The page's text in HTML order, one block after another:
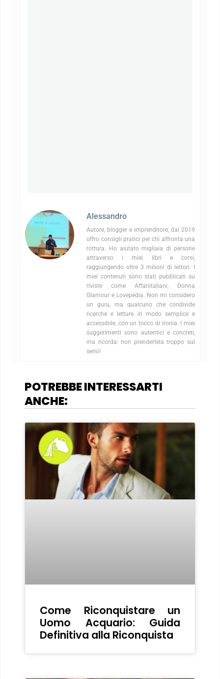
Alessandro
Autore, blogger e imprenditore, dal 2019
offro consigli pratici per chi affronta una
rottura. Ho aiutato migliaia di persone
attraverso i miei libri e corsi,
raggiungendo oltre 3 milioni di lettori. I
miei contenuti sono stati pubblicati su
riviste come Affariitaliani, Donna
Glamour e Lovepedia. Non mi considero
un guru, ma qualcuno che condivide
ricerche e letture in modo semplice e
accessibile, con un tocco di ironia. I miei
suggerimenti sono autentici e concreti,
ma ricorda: non prendertela troppo sul
serio!
POTREBBE INTERESSARTI
ANCHE:
Come Riconquistare un
Uomo Acquario: Guida
Definitiva alla Riconquista